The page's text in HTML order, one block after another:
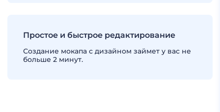
Простое и быстрое редактирование
Создание мокапа с дизайном займет у вас не
больше 2 минут.